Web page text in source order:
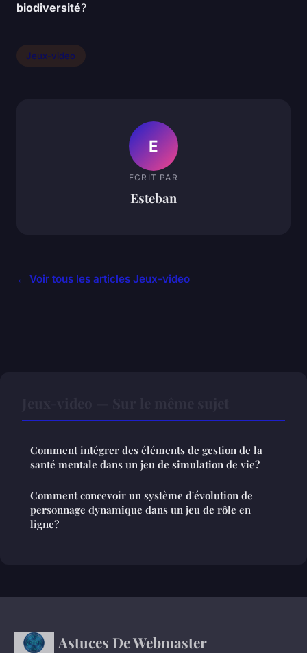
biodiversité?
Jeux-video
E
ECRIT PAR
Esteban
← Voir tous les articles Jeux-video
Comment intégrer des éléments de gestion de la
santé mentale dans un jeu de simulation de vie?
Comment concevoir un système d'évolution de
personnage dynamique dans un jeu de rôle en
ligne?
Astuces De Webmaster